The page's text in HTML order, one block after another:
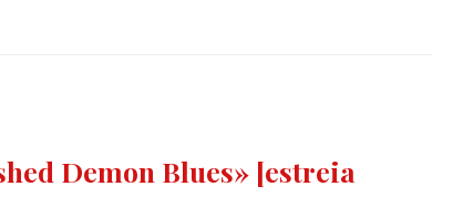
Demon Blues» [estreia